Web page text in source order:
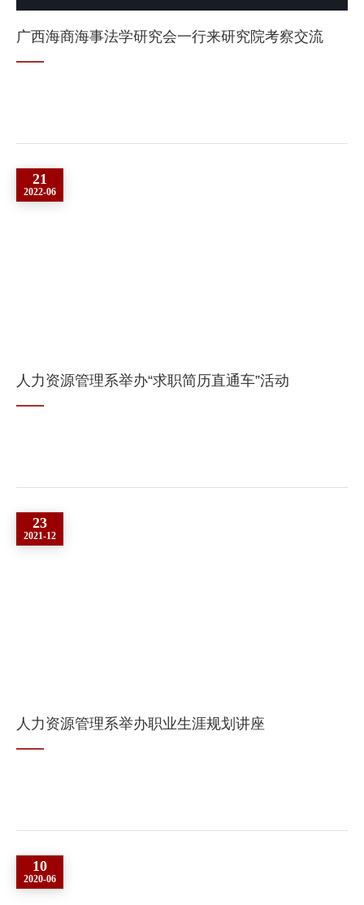
广西海商海事法学研究会一行来研究院考察交流
21
2022-06
人力资源管理系举办“求职简历直通车”活动
23
2021-12
人力资源管理系举办职业生涯规划讲座
10
2020-06